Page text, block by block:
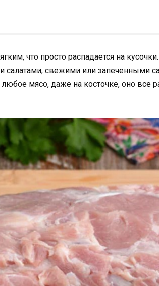
что просто распадается на
свежими или запеченными
мясо, даже на косточке, оно все